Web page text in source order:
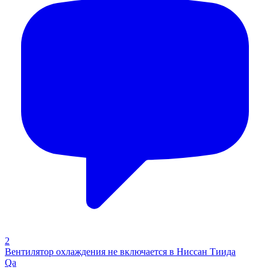
2
Вентилятор охлаждения не включается в Ниссан Тиида
Qa